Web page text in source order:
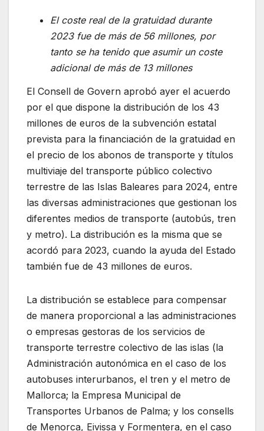
El coste real de la gratuidad durante
2023 fue de más de 56 millones, por
tanto se ha tenido que asumir un coste
adicional de más de 13 millones
El Consell de Govern aprobó ayer el acuerdo
por el que dispone la distribución de los 43
millones de euros de la subvención estatal
prevista para la financiación de la gratuidad en
el precio de los abonos de transporte y títulos
multiviaje del transporte público colectivo
terrestre de las Islas Baleares para 2024, entre
las diversas administraciones que gestionan los
diferentes medios de transporte (autobús, tren
y metro). La distribución es la misma que se
acordó para 2023, cuando la ayuda del Estado
también fue de 43 millones de euros.
La distribución se establece para compensar
de manera proporcional a las administraciones
o empresas gestoras de los servicios de
transporte terrestre colectivo de las islas (la
Administración autonómica en el caso de los
autobuses interurbanos, el tren y el metro de
Mallorca; la Empresa Municipal de
Transportes Urbanos de Palma; y los consells
de Menorca, Eivissa y Formentera, en el caso